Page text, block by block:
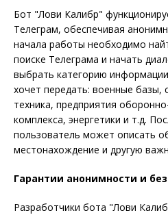
Бот "Лови Калибр"
Телеграм, обеспечивая
начала работы необходимо
поиске Телеграма и начать
выбрать категорию
хочет передать: военные базы,
техника, предприятия
комплекса, энергетики и т.д.
пользователь может описать
местонахождение и другую
Гарантии анонимности и
Разработчики бота "Лови